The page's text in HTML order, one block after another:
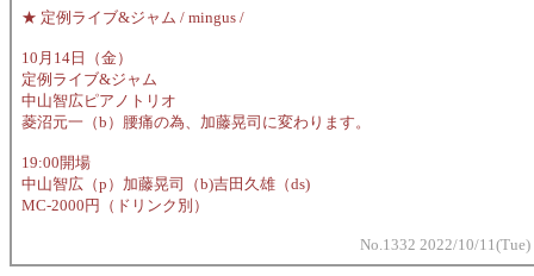
★ 定例ライブ&ジャム / mingus /
10月14日（金）
定例ライブ&ジャム
中山智広ピアノトリオ
菱沼元一（b）腰痛の為、加藤晃司に変わります。
19:00開場
中山智広（p）加藤晃司（b)吉田久雄（ds)
MC-2000円（ドリンク別）
No.1332 2022/10/